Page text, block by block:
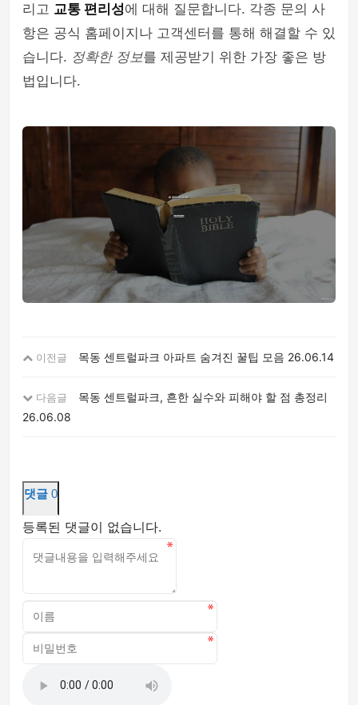
리고 교통 편리성에 대해 질문합니다. 각종 문의 사
항은 공식 홈페이지나 고객센터를 통해 해결할 수 있
습니다. 정확한 정보를 제공받기 위한 가장 좋은 방
법입니다.
이전글 목동 센트럴파크 아파트 숨겨진 꿀팁 모음 26.06.14
다음글
목동 센트럴파크, 흔한 실수와 피해야 할 점 총정리
26.06.08
댓글 0
등록된 댓글이 없습니다.